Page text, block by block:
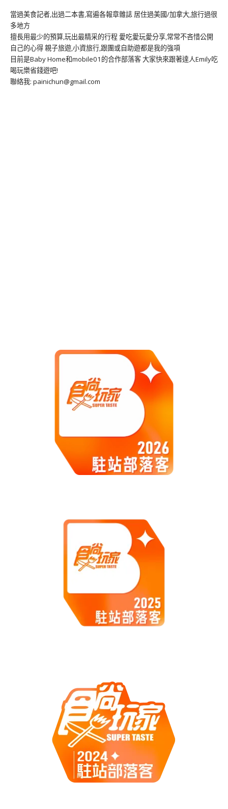
當過美食記者,出過二本書,寫遍各報章雜誌 居住過美國/加拿大,旅行過很
多地方
擅長用最少的預算,玩出最精采的行程 愛吃愛玩愛分享,常常不吝惜公開
自己的心得 親子旅遊,小資旅行,跟團或自助遊都是我的強項
目前是Baby Home和mobile01的合作部落客 大家快來跟著達人Emily吃
喝玩樂省錢遊吧!
聯絡我: painichun@gmail.com